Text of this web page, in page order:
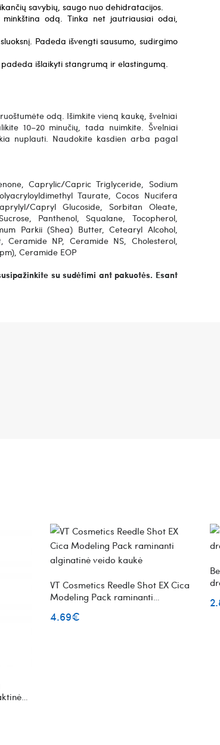
savybių, saugo nuo dehidratacijos.
odą. Tinka net jautriausiai odai,
Padeda išvengti sausumo, sudirgimo
išlaikyti stangrumą ir elastingumą.
odą. Išimkite vieną kaukę, švelniai
10–20 minučių, tada nuimkite. Švelniai
nuplauti. Naudokite kasdien arba pagal
Caprylic/Capric Triglyceride, Sodium
Taurate, Cocos Nucifera
Capryl Glucoside, Sorbitan Oleate,
Panthenol, Squalane, Tocopherol,
Parkii (Shea) Butter, Cetearyl Alcohol,
NP, Ceramide NS, Cholesterol,
Ceramide EOP
su sudėtimi ant pakuotės. Esant
VT Cosmetics Reedle Shot EX Cica
Modeling Pack raminanti
4.69€